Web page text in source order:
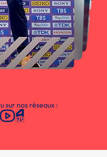
sur nos réseaux :